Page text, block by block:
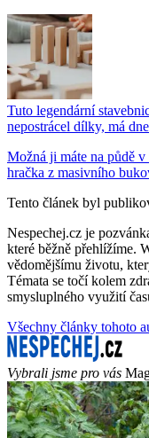
Tuto legendární
nepostrácel dílky, má
Možná ji máte na půdě
hračka z masivního
Tento článek byl
Nespechej.cz je
které běžně přehlížíme.
vědomějšímu životu,
Témata se točí kolem
smysluplného využití
Všechny články tohoto
Vybrali jsme pro vás